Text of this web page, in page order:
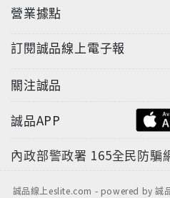
營業據點
訂閱誠品線上電子報
關注誠品
誠品APP
內政部警政署 165全民防騙
誠品線上eslite.com - powered by 誠